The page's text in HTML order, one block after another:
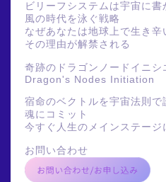
ビリーフシステムは宇宙に書
風の時代を泳ぐ戦略
なぜあなたは地球上で生き辛
その理由が解禁される
奇跡のドラゴンノードイニシ
Dragon's Nodes Initiation
宿命のベクトルを宇宙法則で
魂にコミット
今すぐ人生のメインステージ
お問い合わせ